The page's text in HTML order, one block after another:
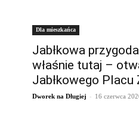
Dla mieszkańca
Jabłkowa
właśnie tutaj –
Jabłkowego Placu
Dworek na Długiej - 16 czerwca